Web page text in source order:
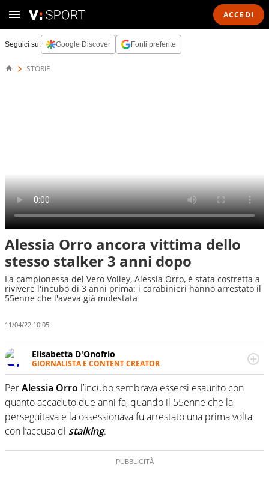
ACCEDI
Seguici su: Google Discover Fonti preferite
STORIE
Alessia Orro ancora vittima dello
stesso stalker 3 anni dopo
La campionessa del Vero Volley, Alessia Orro, è stata costretta a
rivivere l'incubo di 3 anni prima: i carabinieri hanno arrestato il
55enne che l'aveva già molestata
11/04/22 10:05
Elisabetta D'Onofrio
GIORNALISTA E CONTENT CREATOR
Giornalista professionista dal 2007, scrive per curiosità
personale e necessità: soprattutto di calcio, di sport e dei
suoi protagonisti, concedendosi innocenti evasioni
nell'ambito della creazione di format. Un tempo ala
destra, oggi si sente a suo agio nel ruolo di libero. Cura
una classifica riservata dei migliori 5 calciatori di sempre.
PerAlessia Orro l’incubo sembrava essersi esaurito con
quanto accaduto due anni fa, quando il 55enne che la
perseguitava e la ossessionava fu arrestato una prima volta
con l’accusa di stalking.